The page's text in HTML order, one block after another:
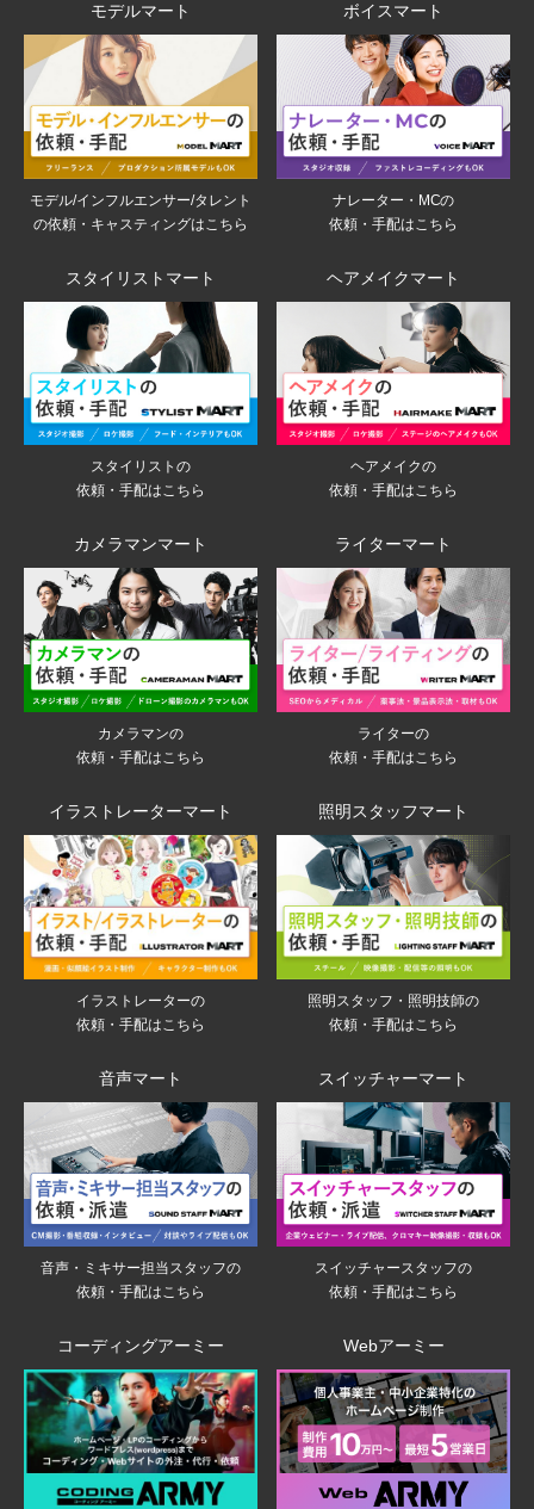
モデルマート
モデル/インフルエンサー/タレント
の依頼・キャスティングはこちら
ボイスマート
ナレーター・MCの
依頼・手配はこちら
スタイリストマート
スタイリストの
依頼・手配はこちら
ヘアメイクマート
ヘアメイクの
依頼・手配はこちら
カメラマンマート
カメラマンの
依頼・手配はこちら
ライターマート
ライターの
依頼・手配はこちら
イラストレーターマート
イラストレーターの
依頼・手配はこちら
照明スタッフマート
照明スタッフ・照明技師の
依頼・手配はこちら
音声マート
音声・ミキサー担当スタッフの
依頼・手配はこちら
スイッチャーマート
スイッチャースタッフの
依頼・手配はこちら
コーディングアーミー Webアーミー